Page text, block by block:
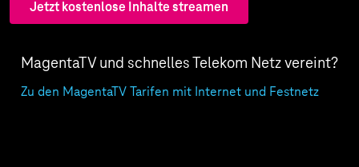
Jetzt kostenlose Inhalte streamen
MagentaTV und schnelles Telekom Netz vereint?
Zu den MagentaTV Tarifen mit Internet und Festnetz